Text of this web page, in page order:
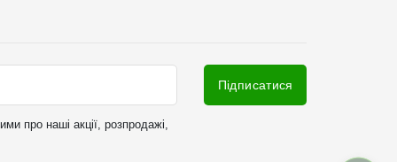
про наші акції, розпродажі,
Підписатися